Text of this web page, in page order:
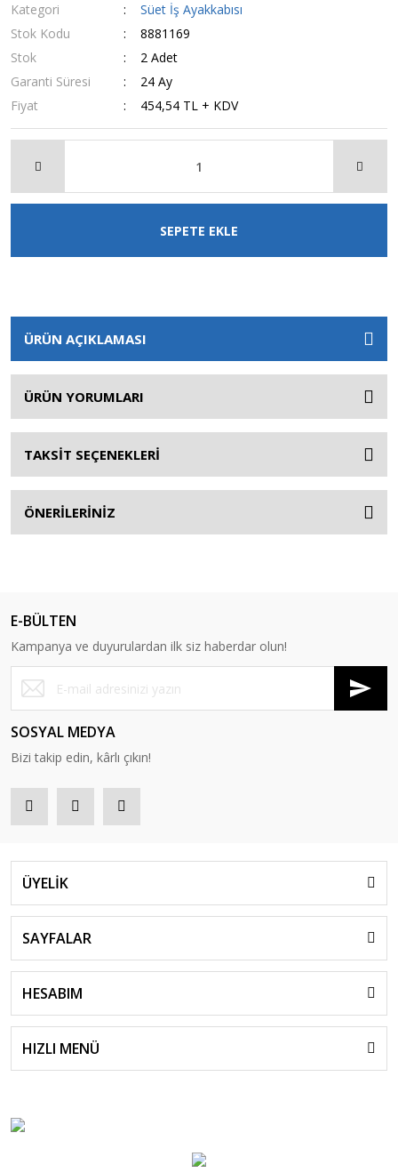
Kategori
Süet İş Ayakkabısı
Stok Kodu
8881169
Stok
2 Adet
Garanti Süresi
24 Ay
Fiyat
454,54 TL + KDV
SEPETE EKLE
ÜRÜN AÇIKLAMASI
ÜRÜN YORUMLARI
TAKSİT SEÇENEKLERİ
ÖNERİLERİNİZ
E-BÜLTEN
Kampanya ve duyurulardan ilk siz haberdar olun!
SOSYAL MEDYA
Bizi takip edin, kârlı çıkın!
ÜYELİK
SAYFALAR
HESABIM
HIZLI MENÜ